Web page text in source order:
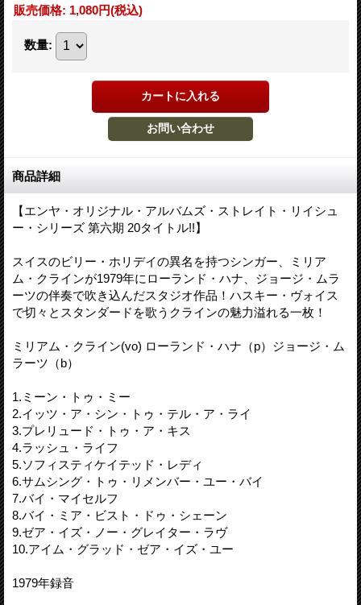
販売価格: 1,080円(税込)
数量:
商品詳細
【エンヤ・オリジナル・アルバムズ・ストレイト・リイシュ
ー・シリーズ 第六期 20タイトル!!】
スイスのビリー・ホリデイの異名を持つシンガー、ミリア
ム・クラインが1979年にローランド・ハナ、ジョージ・ムラ
ーツの伴奏で吹き込んだスタジオ作品！ハスキー・ヴォイス
で切々とスタンダードを歌うクラインの魅力溢れる一枚！
ミリアム・クライン(vo) ローランド・ハナ（p）ジョージ・ム
ラーツ（b）
1.ミーン・トゥ・ミー
2.イッツ・ア・シン・トゥ・テル・ア・ライ
3.プレリュード・トゥ・ア・キス
4.ラッシュ・ライフ
5.ソフィスティケイテッド・レディ
6.サムシング・トゥ・リメンバー・ユー・バイ
7.バイ・マイセルフ
8.バイ・ミア・ビスト・ドゥ・シェーン
9.ゼア・イズ・ノー・グレイター・ラヴ
10.アイム・グラッド・ゼア・イズ・ユー
1979年録音